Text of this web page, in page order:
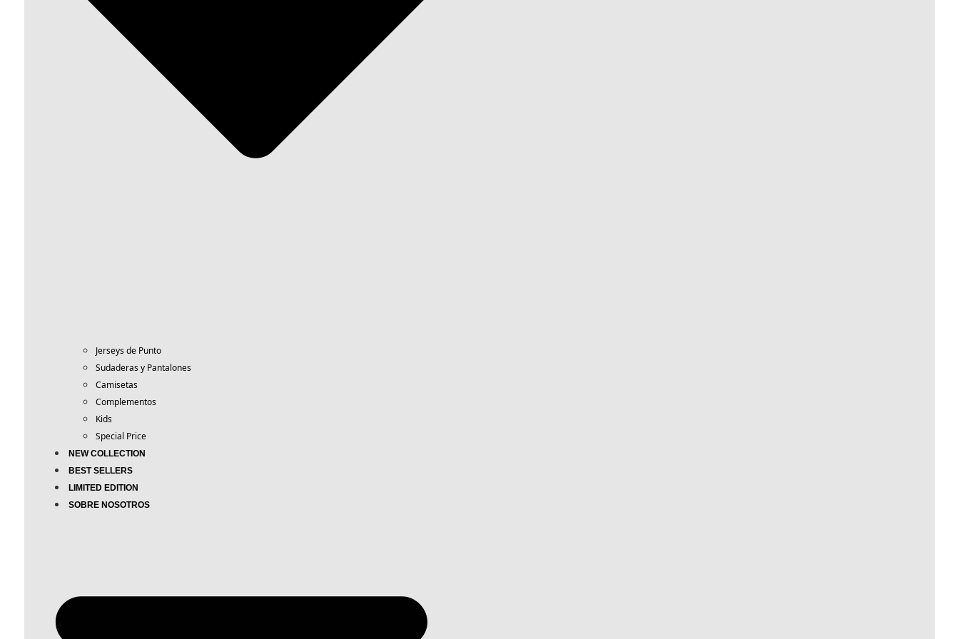
Jerseys de Punto
Sudaderas y Pantalones
Camisetas
Complementos
Kids
Special Price
NEW COLLECTION
BEST SELLERS
LIMITED EDITION
SOBRE NOSOTROS